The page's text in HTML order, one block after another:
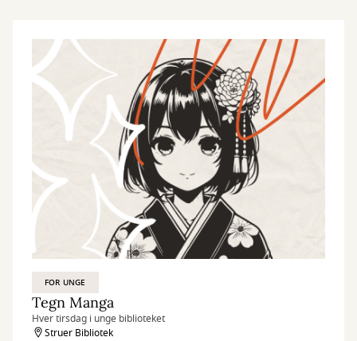
FOR UNGE
Tegn Manga
Hver tirsdag i unge biblioteket
Struer Bibliotek